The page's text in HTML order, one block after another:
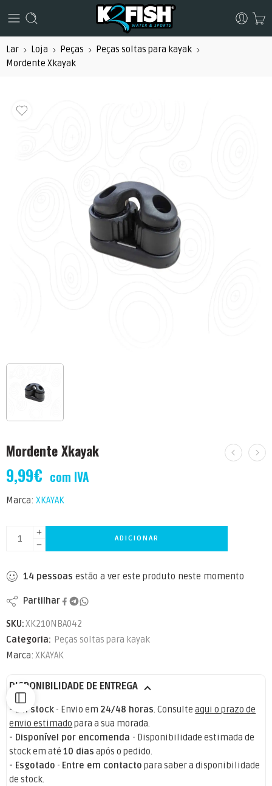
Lar Loja Peças
Peças soltas para kayak
Mordente Xkayak
Mordente Xkayak
9,99€ com IVA
Marca: XKAYAK
ADICIONAR
14 pessoas estão a ver este produto neste momento
Partilhar
SKU:XK210NBA042
Categoria: Peças soltas para kayak
Marca: XKAYAK
DISPONIBILIDADE DE ENTREGA
- Em stock - Envio em 24/48 horas. Consulteaqui o prazo de
envio estimado para a sua morada.
- Disponível por encomenda - Disponibilidade estimada de
stock em até10 dias após o pedido.
- Esgotado - Entre em contacto para saber a disponibilidade
de stock.